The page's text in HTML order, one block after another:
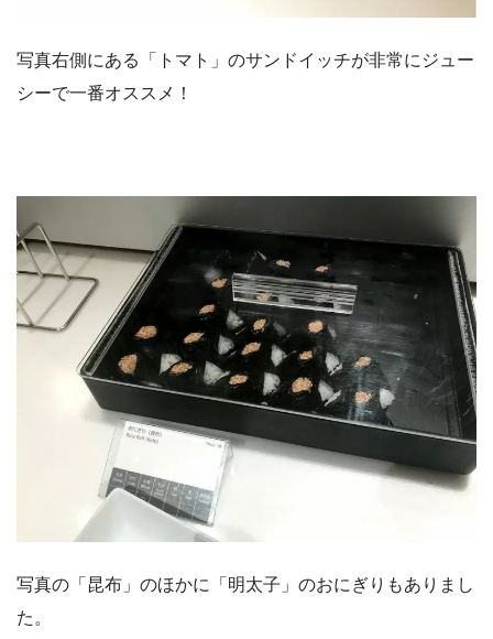
写真右側にある「トマト」のサンドイッチが非常にジュー
シーで一番オススメ！
写真の「昆布」のほかに「明太子」のおにぎりもありまし
た。